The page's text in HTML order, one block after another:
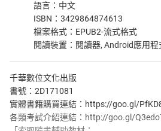
語言：中文
ISBN：3429864874613
檔案格式：EPUB2-流式格式
閱讀裝置：閱讀器, Android應用程
千華數位文化出版
書號：2D171081
實體書籍購買連結：https://goo.gl/
各類考試介紹連結：http://goo.gl/